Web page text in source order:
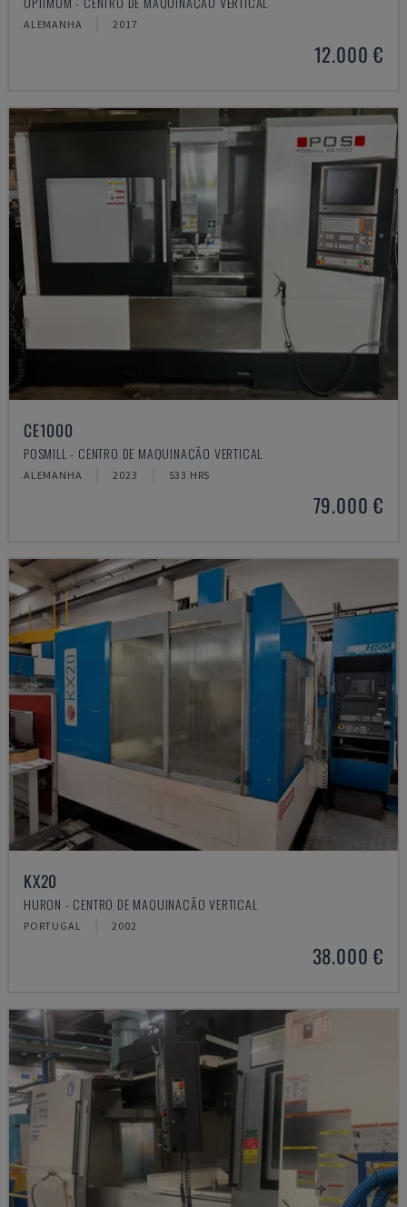
ALEMANHA 2017
12.000 €
CE1000
POSMILL - CENTRO DE MAQUINAÇÃO VERTICAL
ALEMANHA 2023 533 HRS
79.000 €
KX20
HURON - CENTRO DE MAQUINAÇÃO VERTICAL
PORTUGAL 2002
38.000 €